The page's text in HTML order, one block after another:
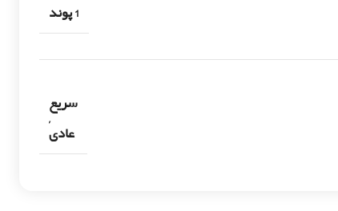
1 پوند
سریع
,
عادی